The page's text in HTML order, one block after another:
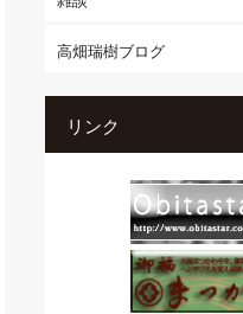
高畑瑞樹ブログ
リンク